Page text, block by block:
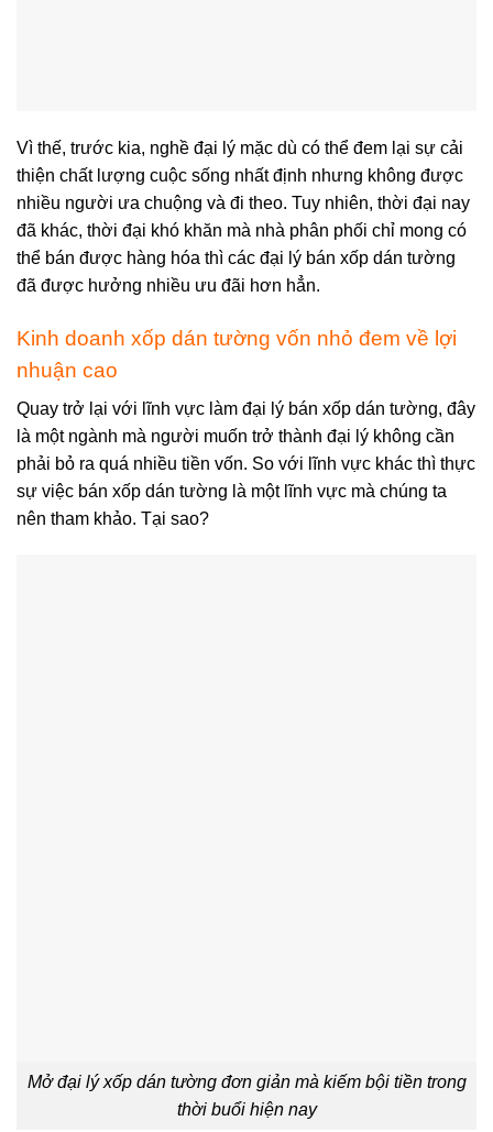
Vì thế, trước kia, nghề đại lý mặc dù có thể đem lại sự cải
thiện chất lượng cuộc sống nhất định nhưng không được
nhiều người ưa chuộng và đi theo. Tuy nhiên, thời đại nay
đã khác, thời đại khó khăn mà nhà phân phối chỉ mong có
thể bán được hàng hóa thì các đại lý bán xốp dán tường
đã được hưởng nhiều ưu đãi hơn hẳn.
Kinh doanh xốp dán tường vốn nhỏ đem về lợi
nhuận cao
Quay trở lại với lĩnh vực làm đại lý bán xốp dán tường, đây
là một ngành mà người muốn trở thành đại lý không cần
phải bỏ ra quá nhiều tiền vốn. So với lĩnh vực khác thì thực
sự việc bán xốp dán tường là một lĩnh vực mà chúng ta
nên tham khảo. Tại sao?
Mở đại lý xốp dán tường đơn giản mà kiếm bội tiền trong
thời buổi hiện nay